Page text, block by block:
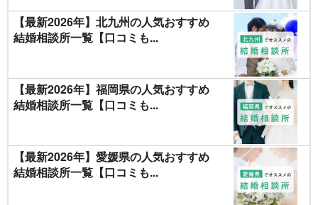
【最新2026年】北九州の人気おすすめ
結婚相談所一覧【口コミも...
【最新2026年】福岡県の人気おすすめ
結婚相談所一覧【口コミも...
【最新2026年】愛媛県の人気おすすめ
結婚相談所一覧【口コミも...